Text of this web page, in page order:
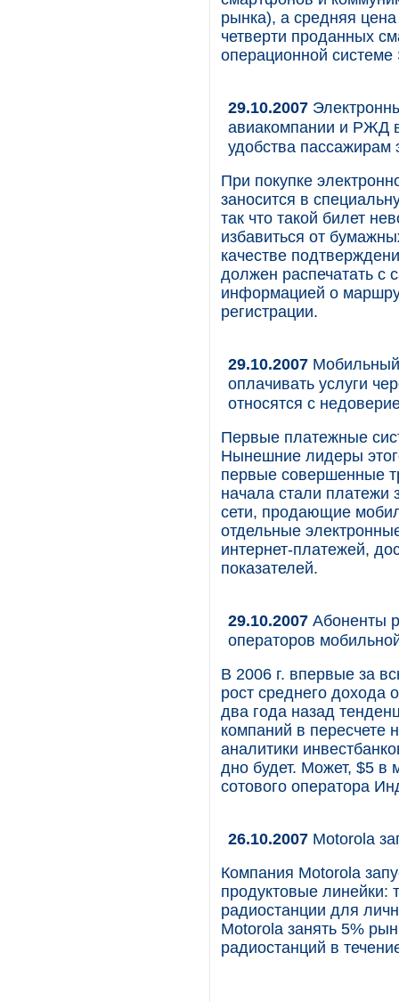
рынка), а средняя
четверти проданных
операционной
29.10.2007
авиакомпании и РЖД
удобства пассажирам
При покупке
заносится в
так что такой билет
избавиться от
качестве
должен распечатать с
информацией о
регистрации.
29.10.2007 Мобильный
оплачивать услуги
относятся с
Первые платежные
Нынешние лидеры
первые совершенные
начала стали платежи
сети, продающие
отдельные
интернет-платежей,
показателей.
29.10.2007 Абоненты
операторов
В 2006 г. впервые за
рост среднего дохода
два года назад
компаний в пересчете
аналитики
дно будет. Может, $5 в
сотового оператора
26.10.2007 Motorola
Компания Motorola
продуктовые линейки:
радиостанции для
Motorola занять 5%
радиостанций в